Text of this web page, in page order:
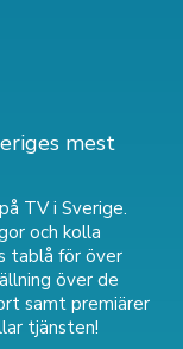
mest
TV i Sverige.
och kolla
tablå för över
över de
samt premiärer
tjänsten!